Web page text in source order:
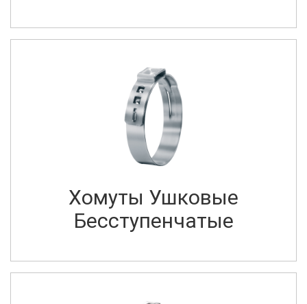
Хомуты Ушковые
Бесступенчатые